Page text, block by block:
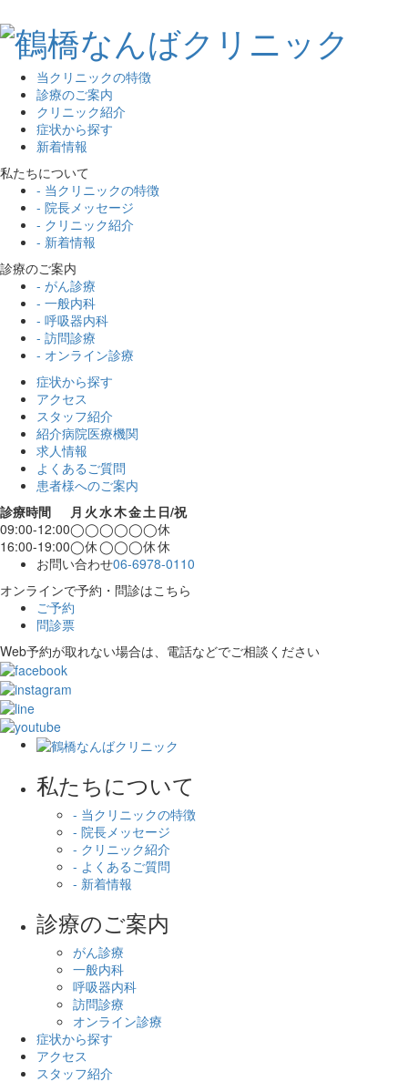
当クリニックの特徴
診療のご案内
クリニック紹介
症状から探す
新着情報
私たちについて
- 当クリニックの特徴
- 院長メッセージ
- クリニック紹介
- 新着情報
診療のご案内
- がん診療
- 一般内科
- 呼吸器内科
- 訪問診療
- オンライン診療
症状から探す
アクセス
スタッフ紹介
紹介病院医療機関
求人情報
よくあるご質問
患者様へのご案内
診療時間
月 火水木金土 日/祝
09:00-12:00◯◯◯◯◯◯休
16:00-19:00◯休◯◯◯休休
お問い合わせ06-6978-0110
オンラインで予約・問診はこちら
ご予約
問診票
Web予約が取れない場合は、電話などでご相談ください
私たちについて
- 当クリニックの特徴
- 院長メッセージ
- クリニック紹介
- よくあるご質問
- 新着情報
診療のご案内
がん診療
一般内科
呼吸器内科
訪問診療
オンライン診療
症状から探す
アクセス
スタッフ紹介